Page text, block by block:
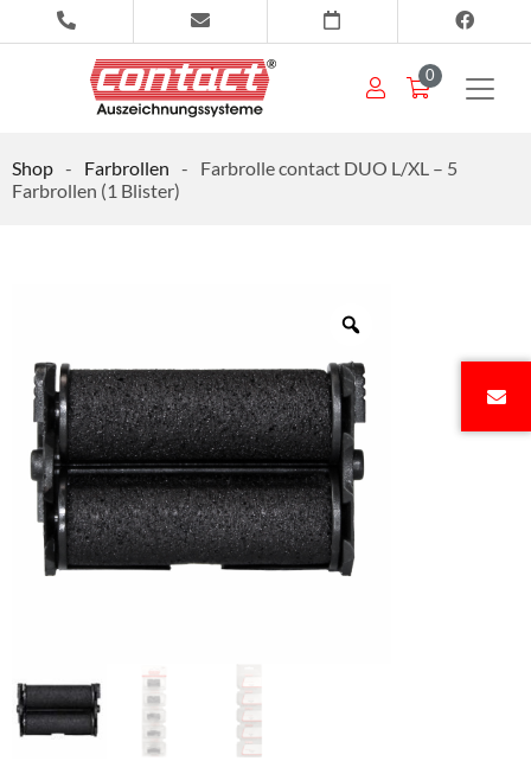
0
Shop - Farbrollen -
Farbrolle contact DUO L/XL – 5
Farbrollen (1 Blister)